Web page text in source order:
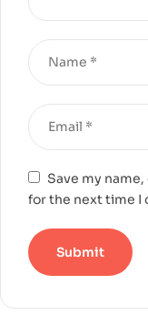
Save my
for the next time I